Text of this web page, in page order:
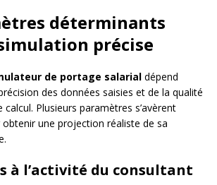
déterminants
précise
de portage salarial dépend
des données saisies et de la qualité
Plusieurs paramètres s’avèrent
une projection réaliste de sa
à l’activité du consultant